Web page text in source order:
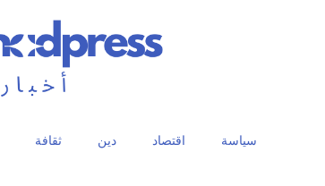
سياسة اقتصاد دين ثقافة